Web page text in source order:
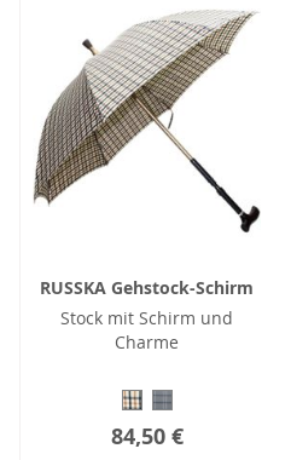
RUSSKA Gehstock-Schirm
Stock mit Schirm und
Charme
84,50 €